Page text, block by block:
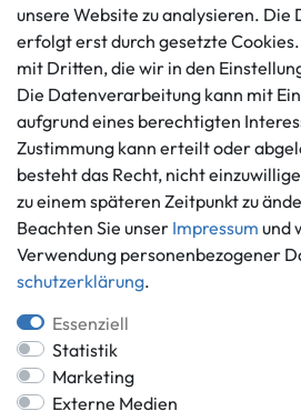
info@gameworld.de
Kontaktformular
Informationen
Ankauf
Über uns
Häufig gestellte Fragen
Zahlung und Versand
Batterieentsorgung
unsere Website zu analysieren.
erfolgt erst durch gesetzte
mit Dritten, die wir in den
Die Datenverarbeitung kann mit
aufgrund eines berechtigten
Zustimmung kann erteilt oder
besteht das Recht, nicht
zu einem späteren Zeitpunkt zu
Beachten Sie unser Impressum und
Verwendung personenbezogener
schutz­erklärung.
Essenziell
Statistik
Marketing
Externe Medien